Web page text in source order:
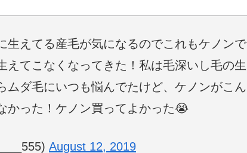
生えてる産毛が気になるのでこれもケノンで
えてこなくなってきた！私は毛深いし毛の生
ムダ毛にいつも悩んでたけど、ケノンがこん
かった！ケノン買ってよかった😭
August 12, 2019